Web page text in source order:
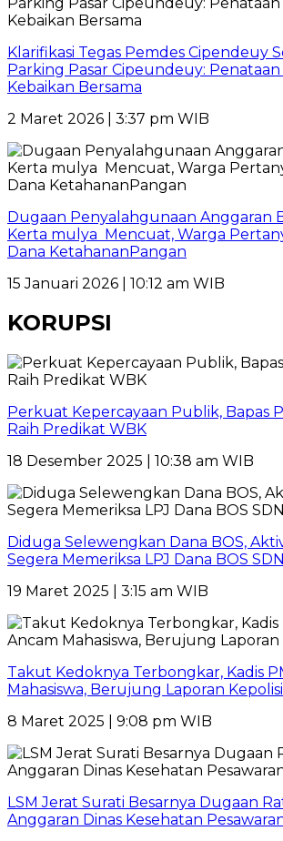
Klarifikasi Tegas Pemdes Cipendeuy
Parking Pasar Cipeundeuy:
Kebaikan Bersama
2 Maret 2026 | 3:37 pm WIB
Dugaan Penyalahgunaan Anggaran
Kerta mulya Mencuat, Warga
Dana KetahananPangan
15 Januari 2026 | 10:12 am WIB
KORUPSI
Perkuat Kepercayaan Publik, Bapas
Raih Predikat WBK
18 Desember 2025 | 10:38 am WIB
Diduga Selewengkan Dana BOS,
Segera Memeriksa LPJ Dana BOS
19 Maret 2025 | 3:15 am WIB
Takut Kedoknya Terbongkar, Kadis
Mahasiswa, Berujung Laporan Kepolisi
8 Maret 2025 | 9:08 pm WIB
LSM Jerat Surati Besarnya Dugaan
Anggaran Dinas Kesehatan